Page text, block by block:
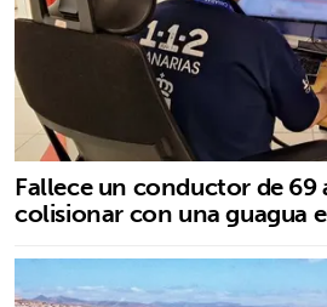
Fallece un conductor de 69
colisionar con una guagua